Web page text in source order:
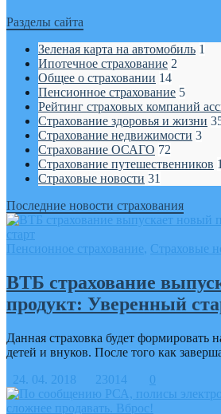
Разделы сайта
Зеленая карта на автомобиль 1
Ипотечное страхование 2
Общее о страховании 14
Пенсионное страхование 5
Рейтинг страховых компаний
Страхование здоровья и жизни
Страхование недвижимости 3
Страхование ОСАГО 72
Страхование путешественников
Страховые новости 31
Последние новости страхования
Пенсионное страхование, Страховые
ВТБ страхование
продукт: Уверенный
Данная страховка будет формировать
детей и внуков. После того как
24. 04. 2018
23014 0